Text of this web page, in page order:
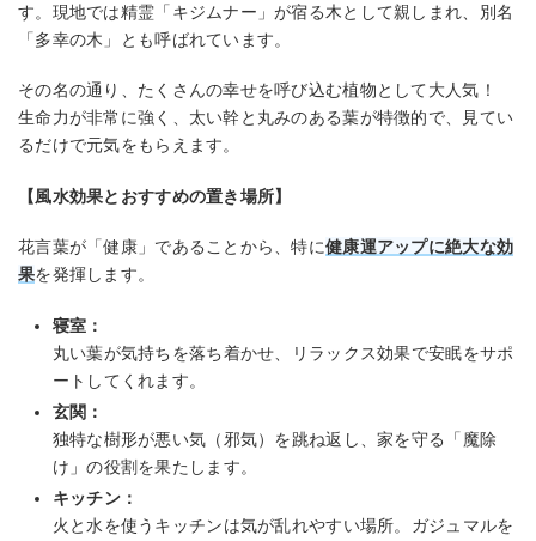
す。現地では精霊「キジムナー」が宿る木として親しまれ、別名
「多幸の木」とも呼ばれています。
その名の通り、たくさんの幸せを呼び込む植物として大人気！
生命力が非常に強く、太い幹と丸みのある葉が特徴的で、見てい
るだけで元気をもらえます。
【風水効果とおすすめの置き場所】
花言葉が「健康」であることから、特に健康運アップに絶大な効
果を発揮します。
寝室：
丸い葉が気持ちを落ち着かせ、リラックス効果で安眠をサポ
ートしてくれます。
玄関：
独特な樹形が悪い気（邪気）を跳ね返し、家を守る「魔除
け」の役割を果たします。
キッチン：
火と水を使うキッチンは気が乱れやすい場所。ガジュマルを